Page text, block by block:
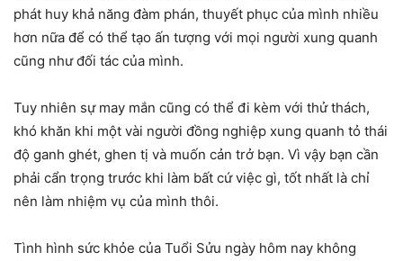
phát huy khả năng đàm phán, thuyết phục của mình nhiều
hơn nữa để có thể tạo ấn tượng với mọi người xung quanh
cũng như đối tác của mình.
Tuy nhiên sự may mắn cũng có thể đi kèm với thử thách,
khó khăn khi một vài người đồng nghiệp xung quanh tỏ thái
độ ganh ghét, ghen tị và muốn cản trở bạn. Vì vậy bạn cần
phải cẩn trọng trước khi làm bất cứ việc gì, tốt nhất là chỉ
nên làm nhiệm vụ của mình thôi.
Tình hình sức khỏe của Tuổi Sửu ngày hôm nay không